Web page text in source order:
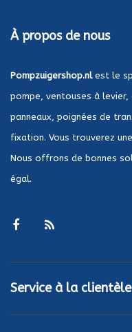
À propos de nous
Pompzuigershop.nlest le
pompe, ventouses à
panneaux, poignées de
fixation. Vous trouverez
Nous offrons de bonnes
égal.
Service à la clientèle